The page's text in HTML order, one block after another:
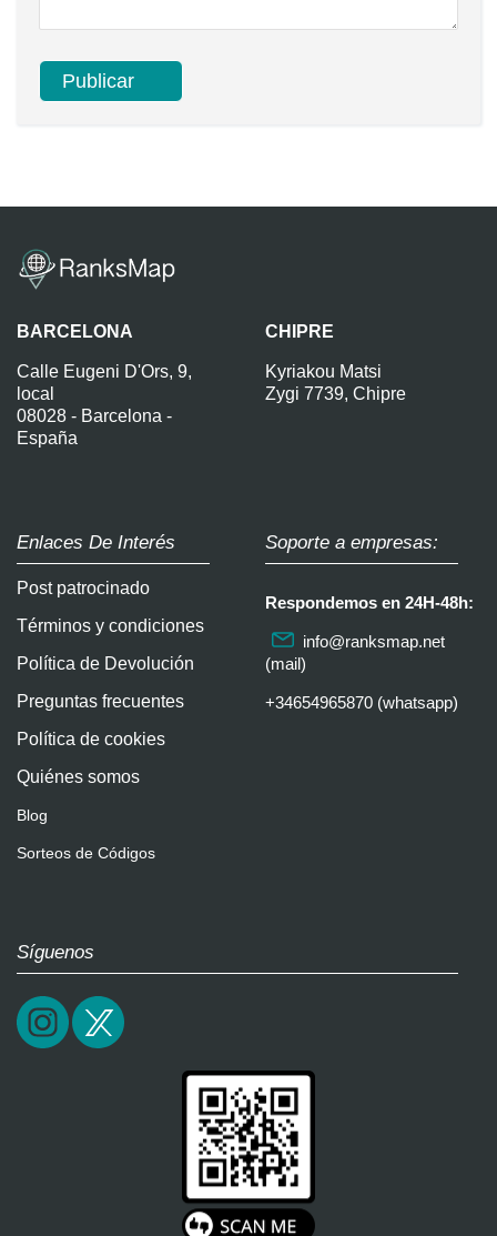
BARCELONA
Calle Eugeni D'Ors, 9,
local
08028 - Barcelona -
España
CHIPRE
Kyriakou Matsi
Zygi 7739, Chipre
Enlaces De Interés
Post patrocinado
Términos y condiciones
Política de Devolución
Preguntas frecuentes
Política de cookies
Quiénes somos
Blog
Sorteos de Códigos
Soporte a empresas:
Respondemos en 24H-48h:
info@ranksmap.net
(mail)
+34654965870 (whatsapp)
Síguenos